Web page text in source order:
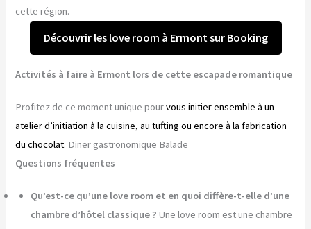
cette région.
Découvrir les love room à Ermont sur Booking
Activités à faire à Ermont lors de cette escapade romantique
Profitez de ce moment unique pourvous initier ensemble à un
atelier d’initiation à la cuisine, au tufting ou encore à la fabrication
du chocolat. Diner gastronomique Balade
Questions fréquentes
Qu’est-ce qu’une love room et en quoi diffère-t-elle d’une
chambre d’hôtel classique ? Une love room est une chambre